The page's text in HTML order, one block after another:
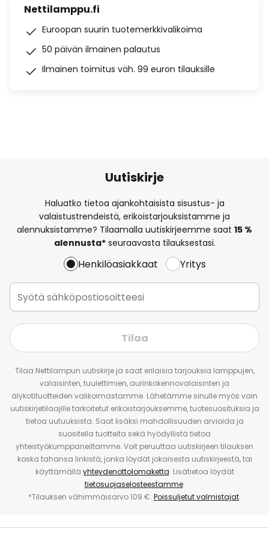
Nettilamppu.fi
Euroopan suurin tuotemerkkivalikoima
50 päivän ilmainen palautus
Ilmainen toimitus väh. 99 euron tilauksille
Uutiskirje
Haluatko tietoa ajankohtaisista sisustus- ja
valaistustrendeistä, erikoistarjouksistamme ja
alennuksistamme? Tilaamalla uutiskirjeemme saat 15 %
alennusta*seuraavasta tilauksestasi.
Henkilöasiakkaat Yritys
Tilaa
Tilaa Nettilampun uutiskirje ja saat erilaisia tarjouksia lamppujen,
valaisinten, tuulettimien, aurinkokennovalaisinten ja
älykotituotteiden valikoimastamme. Lähetämme sinulle myös vain
uutiskirjetilaajille tarkoitetut erikoistarjouksemme, tuotesuosituksia ja
tietoa uutuuksista. Saat lisäksi mahdollisuuden arvioida ja
suositella tuotteita sekä hyödyllistä tietoa
yhteistyökumppaneiltamme. Voit peruuttaa uutiskirjeen tilauksen
koska tahansa linkistä, jonka löydät jokaisesta uutiskirjeestä, tai
käyttämällä yhteydenottolomaketta. Lisätietoa löydät
tietosuojaselosteestamme.
*Tilauksen vähimmäisarvo 109 €. Poissuljetut valmistajat.